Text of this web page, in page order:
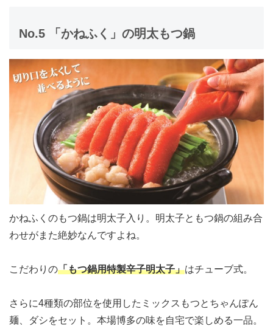
No.5 「かねふく」の明太もつ鍋
かねふくのもつ鍋は明太子入り。明太子ともつ鍋の組み合
わせがまた絶妙なんですよね。
こだわりの「もつ鍋用特製辛子明太子」はチューブ式。
さらに4種類の部位を使用したミックスもつとちゃんぽん
麺、ダシをセット。本場博多の味を自宅で楽しめる一品。